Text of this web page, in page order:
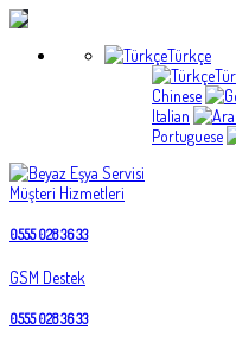
Türkçe
Chinese
Italian
Portuguese
Müşteri Hizmetleri
0555 028 36 33
GSM Destek
0555 028 36 33